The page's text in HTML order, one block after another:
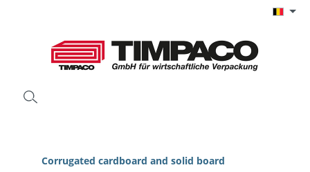
Corrugated cardboard and solid board